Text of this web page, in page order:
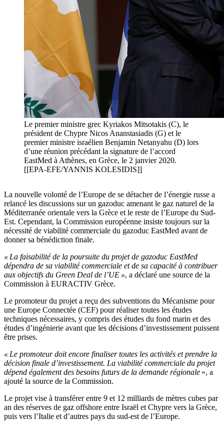
Le premier ministre grec Kyriakos Mitsotakis (C), le
président de Chypre Nicos Ananstasiadis (G) et le
premier ministre israélien Benjamin Netanyahu (D) lors
d’une réunion précédant la signature de l’accord
EastMed à Athènes, en Grèce, le 2 janvier 2020.
[[EPA-EFE/YANNIS KOLESIDIS]]
La nouvelle volonté de l’Europe de se détacher de l’énergie russe a
relancé les discussions sur un gazoduc amenant le gaz naturel de la
Méditerranée orientale vers la Grèce et le reste de l’Europe du Sud-
Est. Cependant, la Commission européenne insiste toujours sur la
nécessité de viabilité commerciale du gazoduc EastMed avant de
donner sa bénédiction finale.
« La faisabilité de la poursuite du projet de gazoduc EastMed
dépendra de sa viabilité commerciale et de sa capacité à contribuer
aux objectifs du Green Deal de l’UE », a déclaré une source de la
Commission à EURACTIV Grèce.
Le promoteur du projet a reçu des subventions du Mécanisme pour
une Europe Connectée (CEF) pour réaliser toutes les études
techniques nécessaires, y compris des études du fond marin et des
études d’ingénierie avant que les décisions d’investissement puissent
être prises.
« Le promoteur doit encore finaliser toutes les activités et prendre la
décision finale d’investissement. La viabilité commerciale du projet
dépend également des besoins futurs de la demande régionale », a
ajouté la source de la Commission.
Le projet vise à transférer entre 9 et 12 milliards de mètres cubes par
an des réserves de gaz offshore entre Israël et Chypre vers la Grèce,
puis vers l’Italie et d’autres pays du sud-est de l’Europe.